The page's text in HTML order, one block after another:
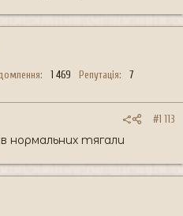
1 469 Репутація
7
#1 113
нормальних тягали